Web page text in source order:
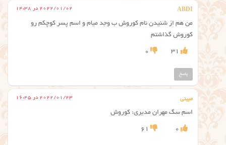
ABDI 2022/01/02 در 14:38
من هم از شنیدن نام کوروش ب وجد میام و اسم پسر کوچکم رو
کوروش گذاشتم
31
0
پاسخ
مبینی 2022/01/23 در 16:45
اسم سگ مهران مدیری: کوروش
0
61